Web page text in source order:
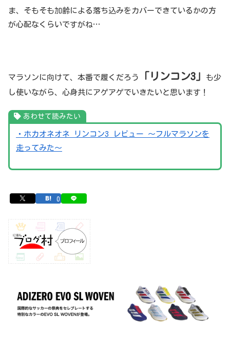
ま、そもそも加齢による落ち込みをカバーできているかの方
が心配なくらいですがね…
マラソンに向けて、本番で履くだろう 「リンコン3」
も少
し使いながら、心身共にアゲアゲでいきたいと思います！
あわせて読みたい
・ホカオネオネ リンコン3 レビュー 〜フルマラソンを
走ってみた〜
0